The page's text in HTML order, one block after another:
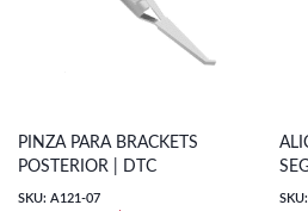
PINZA PARA BRACKETS
POSTERIOR | DTC
SKU: A121-07